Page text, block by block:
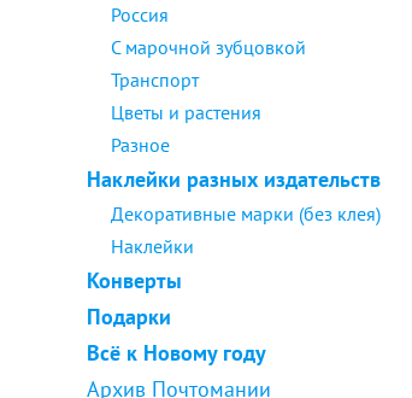
Россия
С марочной зубцовкой
Транспорт
Цветы и растения
Разное
Наклейки разных издательств
Декоративные марки (без клея)
Наклейки
Конверты
Подарки
Всё к Новому году
Архив Почтомании